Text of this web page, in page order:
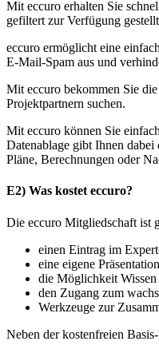
Mit eccuro erhalten Sie
gefiltert zur Verfügung
eccuro ermöglicht eine
E-Mail-Spam aus und
Mit eccuro bekommen Sie
Projektpartnern suchen.
Mit eccuro können Sie
Datenablage gibt Ihnen
Pläne, Berechnungen oder
E2) Was kostet eccuro?
Die eccuro Mitgliedschaft ist
einen Eintrag im
eine eigene
die Möglichkeit
den Zugang zum
Werkzeuge zur
Neben der kostenfreien